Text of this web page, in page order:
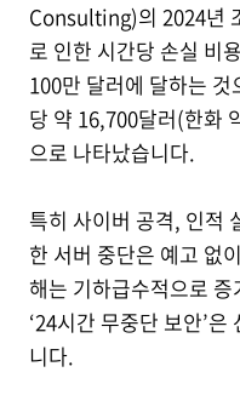
Consulting)의 2024년
로 인한 시간당 손실 비
100만 달러에 달하는
당 약 16,700달러(한화
으로 나타났습니다.
특히 사이버 공격, 인적
한 서버 중단은 예고 없
해는 기하급수적으로
‘24시간 무중단 보안’
니다.